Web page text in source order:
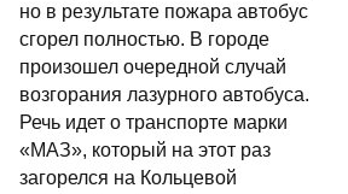
но в результате пожара автобус
сгорел полностью. В городе
произошел очередной случай
возгорания лазурного автобуса.
Речь идет о транспорте марки
«МАЗ», который на этот раз
загорелся на Кольцевой